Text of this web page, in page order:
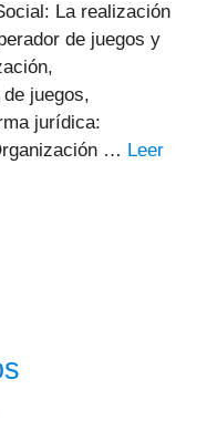
La realización
de juegos y
juegos,
jurídica:
… Leer